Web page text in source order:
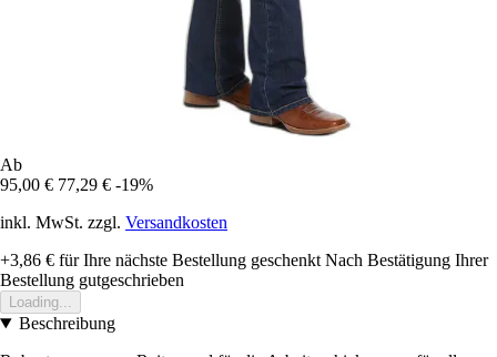
Ab
95,00 € 77,29 € -19%
inkl. MwSt. zzgl. Versandkosten
+3,86 € für Ihre nächste Bestellung geschenkt Nach Bestätigung Ihrer
Bestellung gutgeschrieben
Loading...
Beschreibung